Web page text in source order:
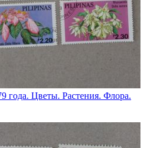
Цветы. Растения. Флора.